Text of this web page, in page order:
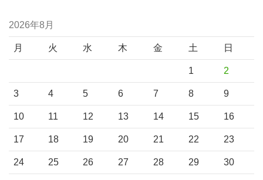
2026年8月
月 火 水 木 金 土 日
1 2
3 4 5 6 7 8 9
10 11 12 13 14 15 16
17 18 19 20 21 22 23
24 25 26 27 28 29 30